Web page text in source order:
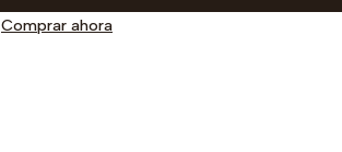
Comprar ahora